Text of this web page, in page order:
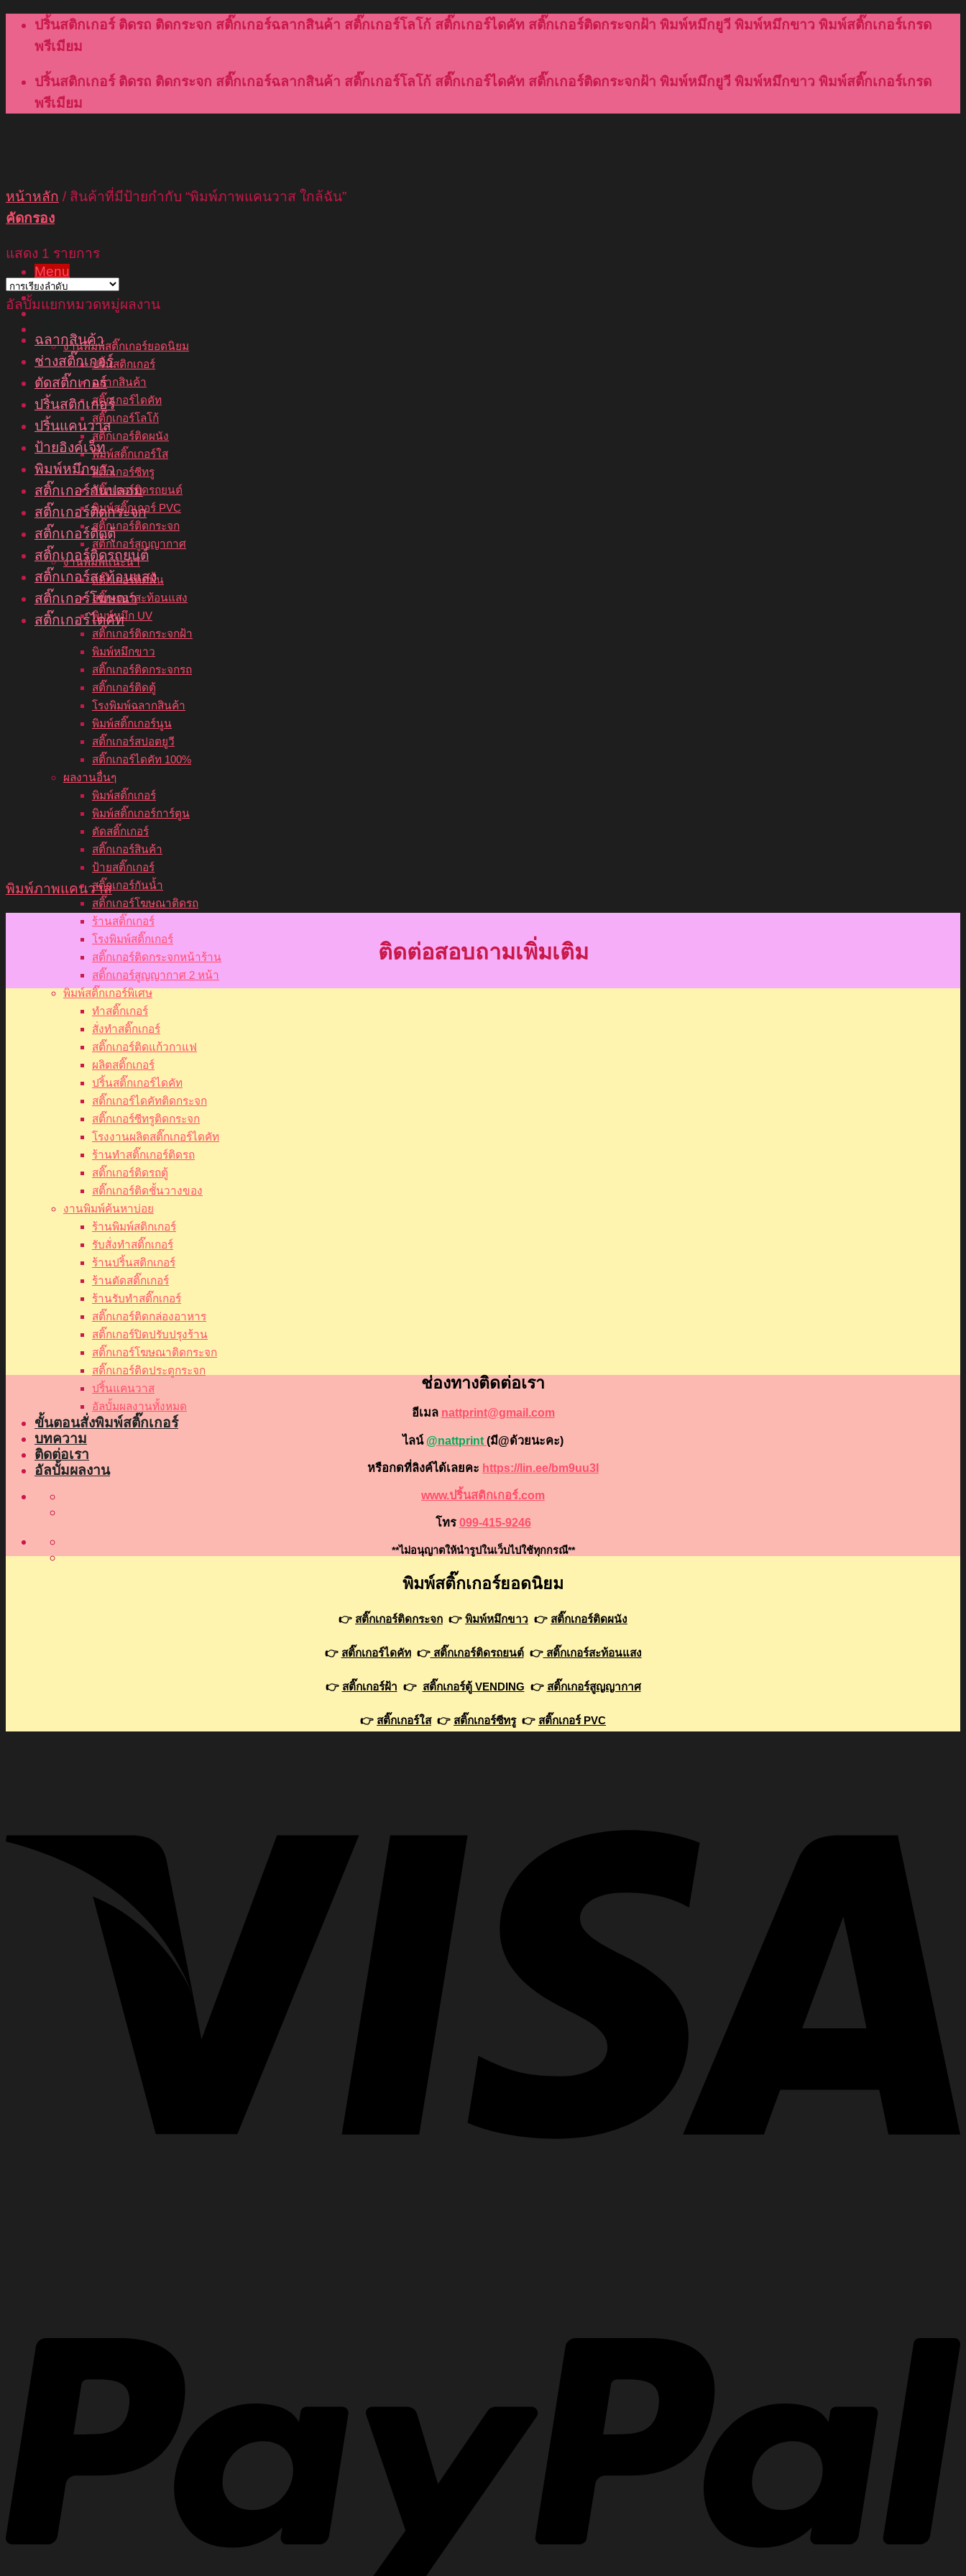
Skip
content
ปริ้นสติกเกอร์ ติดรถ ติดกระจก สติ๊กเกอร์ฉลากสินค้า สติ๊กเกอร์โลโก้ สติ๊กเกอร์ไดคัท สติ๊กเกอร์ติดกระจกฝ้า พิมพ์หมึกยูวี พิมพ์หมึกขาว พิมพ์สติ๊กเกอร์เกรด
พรีเมียม
ปริ้นสติกเกอร์ ติดรถ ติดกระจก สติ๊กเกอร์ฉลากสินค้า สติ๊กเกอร์โลโก้ สติ๊กเกอร์ไดคัท สติ๊กเกอร์ติดกระจกฝ้า พิมพ์หมึกยูวี พิมพ์หมึกขาว พิมพ์สติ๊กเกอร์เกรด
พรีเมียม
Menu
เกี่ยวกับเรา
งานพิมพ์สติ๊กเกอร์ยอดนิยม
ปริ้นสติกเกอร์
ฉลากสินค้า
สติ๊กเกอร์ไดคัท
สติ๊กเกอร์โลโก้
สติ๊กเกอร์ติดผนัง
พิมพ์สติ๊กเกอร์ใส
สติ๊กเกอร์ซีทรู
สติ๊กเกอร์ติดรถยนต์
พิมพ์สติ๊กเกอร์ PVC
สติ๊กเกอร์ติดกระจก
สติ๊กเกอร์สูญญากาศ
งานพิมพ์แนะนำ
สติ๊กเกอร์ติดพื้น
สติ๊กเกอร์สะท้อนแสง
พิมพ์หมึก UV
สติ๊กเกอร์ติดกระจกฝ้า
พิมพ์หมึกขาว
สติ๊กเกอร์ติดกระจกรถ
สติ๊กเกอร์ติดตู้
โรงพิมพ์ฉลากสินค้า
พิมพ์สติ๊กเกอร์นูน
สติ๊กเกอร์สปอตยูวี
สติ๊กเกอร์ไดคัท 100%
ผลงานอื่นๆ
พิมพ์สติ๊กเกอร์
พิมพ์สติ๊กเกอร์การ์ตูน
ตัดสติ๊กเกอร์
สติ๊กเกอร์สินค้า
ป้ายสติ๊กเกอร์
สติ๊กเกอร์กันน้ำ
สติ๊กเกอร์โฆษณาติดรถ
ร้านสติ๊กเกอร์
โรงพิมพ์สติ๊กเกอร์
สติ๊กเกอร์ติดกระจกหน้าร้าน
สติ๊กเกอร์สูญญากาศ 2 หน้า
พิมพ์สติ๊กเกอร์พิเศษ
ทำสติ๊กเกอร์
สั่งทำสติ๊กเกอร์
สติ๊กเกอร์ติดแก้วกาแฟ
ผลิตสติ๊กเกอร์
ปริ้นสติ๊กเกอร์ไดคัท
สติ๊กเกอร์ไดคัทติดกระจก
สติ๊กเกอร์ซีทรูติดกระจก
โรงงานผลิตสติ๊กเกอร์ไดคัท
ร้านทำสติ๊กเกอร์ติดรถ
สติ๊กเกอร์ติดรถตู้
สติ๊กเกอร์ติดชั้นวางของ
งานพิมพ์ค้นหาบ่อย
ร้านพิมพ์สติกเกอร์
รับสั่งทำสติ๊กเกอร์
ร้านปริ้นสติกเกอร์
ร้านตัดสติ๊กเกอร์
ร้านรับทำสติ๊กเกอร์
สติ๊กเกอร์ติดกล่องอาหาร
สติ๊กเกอร์ปิดปรับปรุงร้าน
สติ๊กเกอร์โฆษณาติดกระจก
สติ๊กเกอร์ติดประตูกระจก
ปริ้นแคนวาส
อัลบั้มผลงานทั้งหมด
ขั้นตอนสั่งพิมพ์สติ๊กเกอร์
บทความ
ติดต่อเรา
อัลบั้มผลงาน
หน้าหลัก /สินค้าที่มีป้ายกำกับ “พิมพ์ภาพแคนวาส ใกล้ฉัน”
คัดกรอง
แสดง 1 รายการ
อัลบั้มแยกหมวดหมู่ผลงาน
ฉลากสินค้า
ช่างสติ๊กเกอร์
ตัดสติ๊กเกอร์
ปริ้นสติกเกอร์
ปริ้นแคนวาส
ป้ายอิงค์เจ็ท
พิมพ์หมึกขาว
สติ๊กเกอร์กันปลอม
สติ๊กเกอร์ติดกระจก
สติ๊กเกอร์ติดตู้
สติ๊กเกอร์ติดรถยนต์
สติ๊กเกอร์สะท้อนแสง
สติ๊กเกอร์โฆษณา
สติ๊กเกอร์ไดคัท
พิมพ์ภาพแคนวาส
ติดต่อสอบถามเพิ่มเติม
ช่องทางติดต่อเรา
อีเมล nattprint@gmail.com
ไลน์ @nattprint (มี@ด้วยนะคะ)
หรือกดที่ลิงค์ได้เลยคะ https://lin.ee/bm9uu3I
www.ปริ้นสติกเกอร์.com
โทร 099-415-9246
**ไม่อนุญาตให้นำรูปในเว็บไปใช้ทุกกรณี**
พิมพ์สติ๊กเกอร์ยอดนิยม
👉 สติ๊กเกอร์ติดกระจก 👉 พิมพ์หมึกขาว 👉 สติ๊กเกอร์ติดผนัง
👉 สติ๊กเกอร์ไดคัท👉สติ๊กเกอร์ติดรถยนต์👉สติ๊กเกอร์สะท้อนแสง
👉 สติ๊กเกอร์ฝ้า 👉 สติ๊กเกอร์ตู้ VENDING 👉 สติ๊กเกอร์สูญญากาศ
👉 สติ๊กเกอร์ใส👉 สติ๊กเกอร์ซีทรู👉 สติ๊กเกอร์ PVC